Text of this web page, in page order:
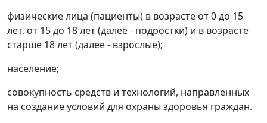
физические лица (пациенты) в возрасте от 0 до 15
лет, от 15 до 18 лет (далее - подростки) и в возрасте
старше 18 лет (далее - взрослые);
население;
совокупность средств и технологий, направленных
на создание условий для охраны здоровья граждан.